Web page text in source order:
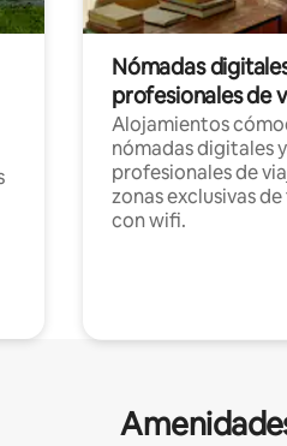
Nómadas
profesionales de
Alojamientos
nómadas digitales y
profesionales de
zonas exclusivas
con wifi.